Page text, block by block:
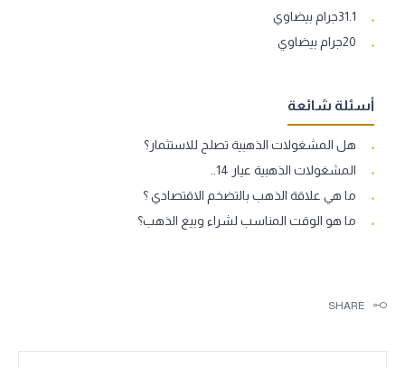
31.1جرام بيضاوي
20جرام بيضاوي
أسئلة شائعة
هل المشغولات الذهبية تصلح للاستثمار؟
المشغولات الذهبية عيار 14..
ما هي علاقة الذهب بالتضخم الاقتصادي ؟
ما هو الوقت المناسب لشراء وبيع الذهب؟
SHARE